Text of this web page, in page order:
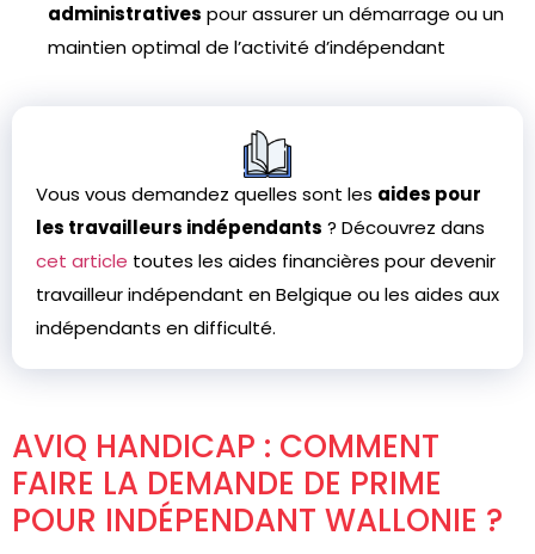
administratives pour assurer un démarrage ou un
maintien optimal de l’activité d’indépendant
Vous vous demandez quelles sont les aides pour
les travailleurs indépendants ? Découvrez dans
cet article toutes les aides financières pour devenir
travailleur indépendant en Belgique ou les aides aux
indépendants en difficulté.
AVIQ HANDICAP : COMMENT
FAIRE LA DEMANDE DE PRIME
POUR INDÉPENDANT WALLONIE ?